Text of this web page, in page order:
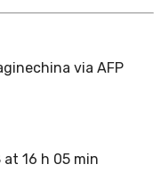
via AFP
at 16 h 05 min